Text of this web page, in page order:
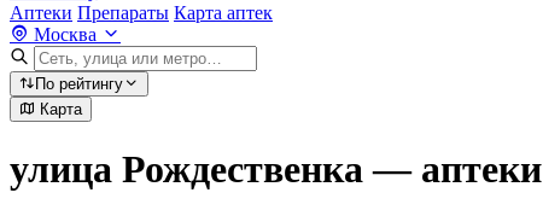
Аптеки Препараты Карта аптек
Москва
По рейтингу
Карта
улица Рождественка — аптеки